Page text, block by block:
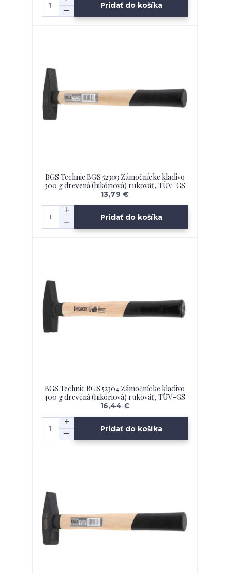
Pridať do košíka
BGS Technic BGS 52303 Zámočnícke kladivo
300 g drevená (hikóriová) rukoväť, TÜV-GS
13,79 €
Pridať do košíka
BGS Technic BGS 52304 Zámočnícke kladivo
400 g drevená (hikóriová) rukoväť, TÜV-GS
16,44 €
Pridať do košíka